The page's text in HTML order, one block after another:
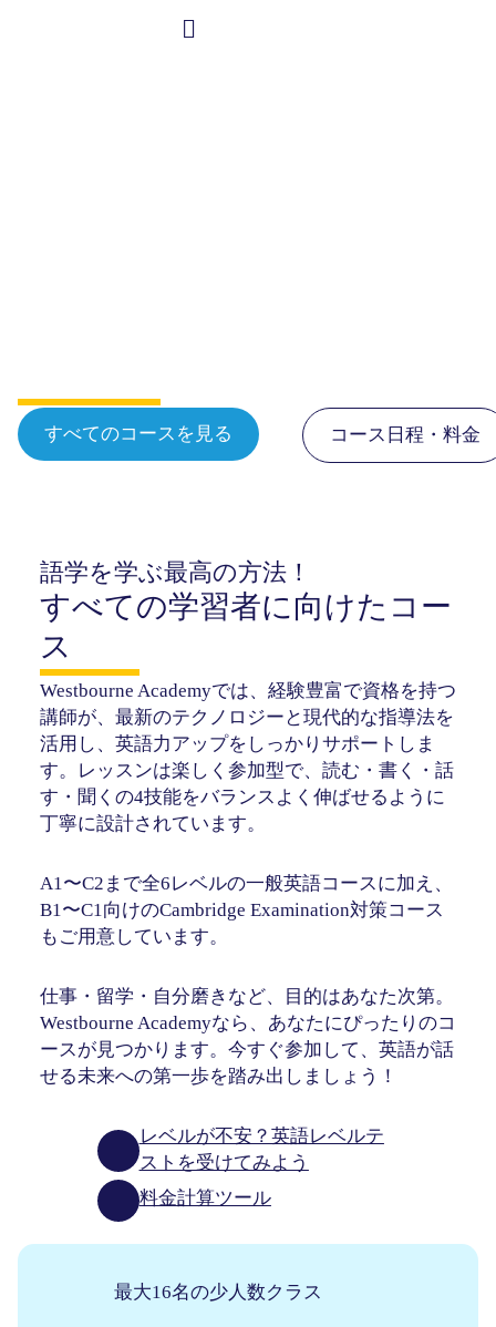
すべてのコースを見る コース日程・料金
語学を学ぶ最高の方法！
すべての学習者に向けたコー
ス
Westbourne Academyでは、経験豊富で資格を持つ
講師が、最新のテクノロジーと現代的な指導法を
活用し、英語力アップをしっかりサポートしま
す。レッスンは楽しく参加型で、読む・書く・話
す・聞くの4技能をバランスよく伸ばせるように
丁寧に設計されています。
A1〜C2まで全6レベルの一般英語コースに加え、
B1〜C1向けのCambridge Examination対策コース
もご用意しています。
仕事・留学・自分磨きなど、目的はあなた次第。
Westbourne Academyなら、あなたにぴったりのコ
ースが見つかります。今すぐ参加して、英語が話
せる未来への第一歩を踏み出しましょう！
レベルが不安？英語レベルテ
ストを受けてみよう
料金計算ツール
最大16名の少人数クラス